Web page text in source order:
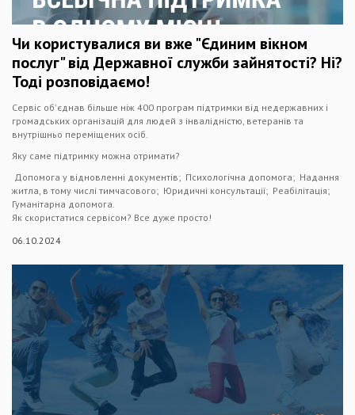
Чи користувалися ви вже "Єдиним вікном
послуг" від Державної служби зайнятості? Ні?
Тоді розповідаємо!
Сервіс об'єднав більше ніж 400 програм підтримки від недержавних і
громадських організацій для людей з інвалідністю, ветеранів та
внутрішньо переміщених осіб.
Яку саме підтримку можна отримати?
️ Допомога у відновленні документів; ️ Психологічна допомога; ️ Надання
житла, в тому числі тимчасового; ️ Юридичні консультації; ️ Реабілітація; ️
Гуманітарна допомога.
Як скористатися сервісом? Все дуже просто!
06.10.2024